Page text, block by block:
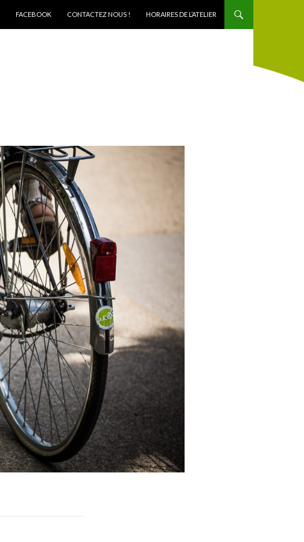
FACEBOOK CONTACTEZ NOUS ! HORAIRES DE L’ATELIER